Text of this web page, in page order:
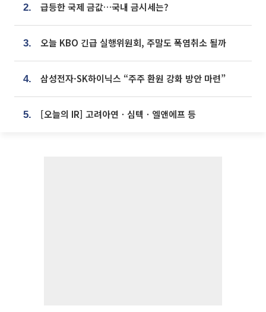
2. 급등한 국제 금값…국내 금시세는?
3. 오늘 KBO 긴급 실행위원회, 주말도 폭염취소 될까
4. 삼성전자·SK하이닉스 “주주 환원 강화 방안 마련”
5. [오늘의 IR] 고려아연ㆍ심텍ㆍ엘앤에프 등